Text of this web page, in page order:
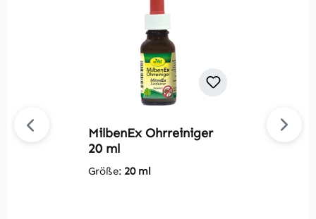
MilbenEx Ohrreiniger
20 ml
Größe: 20 ml